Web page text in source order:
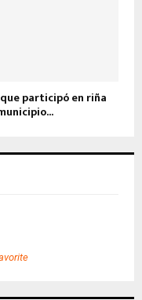
participó en riña